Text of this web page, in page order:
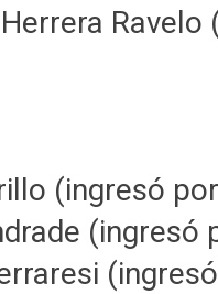
Ravelo
(ingresó